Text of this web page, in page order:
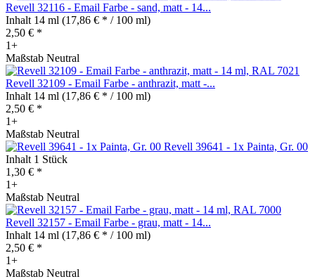
Revell 32116 - Email Farbe - sand, matt - 14...
Inhalt 14 ml (17,86 € * / 100 ml)
2,50 € *
1+
Maßstab Neutral
Revell 32109 - Email Farbe - anthrazit, matt -...
Inhalt 14 ml (17,86 € * / 100 ml)
2,50 € *
1+
Maßstab Neutral
Revell 39641 - 1x Painta, Gr. 00
Inhalt 1 Stück
1,30 € *
1+
Maßstab Neutral
Revell 32157 - Email Farbe - grau, matt - 14...
Inhalt 14 ml (17,86 € * / 100 ml)
2,50 € *
1+
Maßstab Neutral